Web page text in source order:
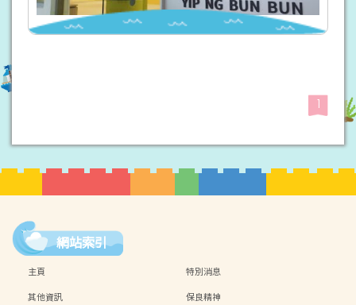
1
網站索引
主頁
特別消息
其他資訊
保良精神